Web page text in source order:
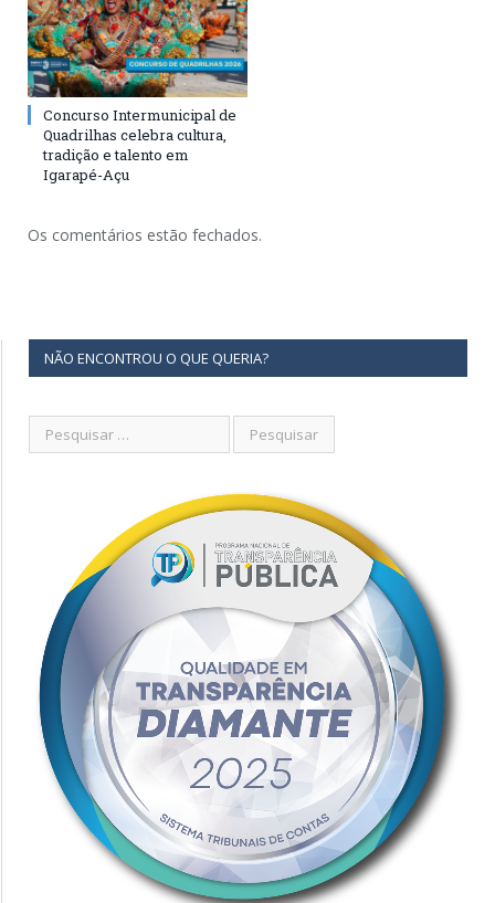
Concurso Intermunicipal de
Quadrilhas celebra cultura,
tradição e talento em
Igarapé-Açu
Os comentários estão fechados.
NÃO ENCONTROU O QUE QUERIA?